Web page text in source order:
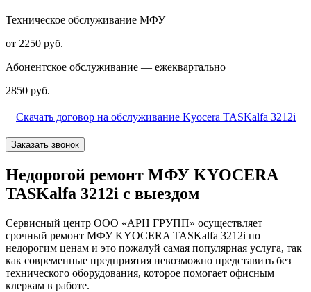
Техническое обслуживание МФУ
от 2250 руб.
Абонентское обслуживание — ежеквартально
2850 руб.
Скачать договор на обслуживание Kyocera TASKalfa 3212i
Заказать звонок
Недорогой ремонт МФУ KYOCERA
TASKalfa 3212i с выездом
Сервисный центр ООО «АРН ГРУПП» осуществляет
срочный ремонт МФУ KYOCERA TASKalfa 3212i по
недорогим ценам и это пожалуй самая популярная услуга, так
как современные предприятия невозможно представить без
технического оборудования, которое помогает офисным
клеркам в работе.